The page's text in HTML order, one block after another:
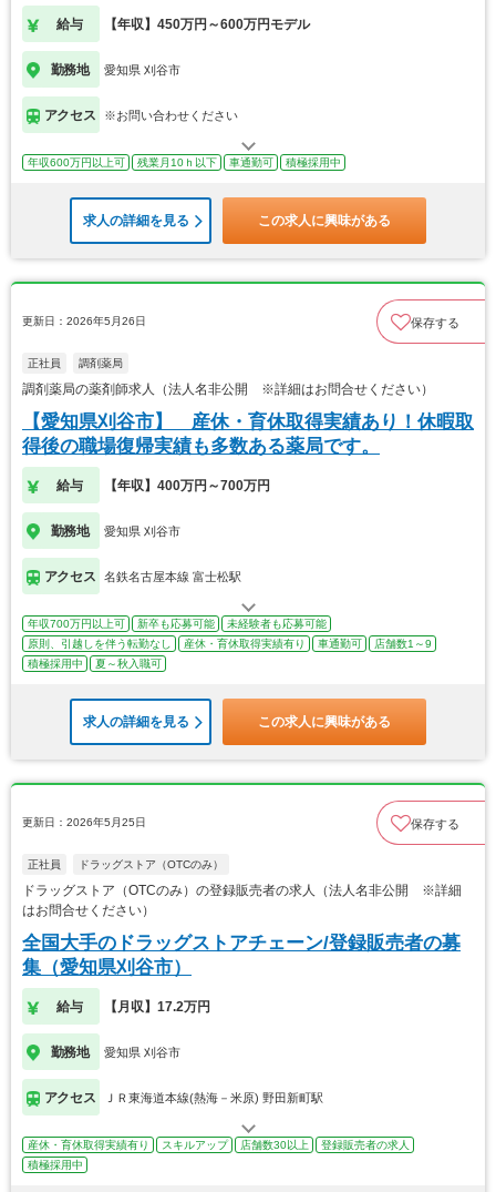
給与 【年収】450万円～600万円モデル
勤務地 愛知県 刈谷市
アクセス ※お問い合わせください
年収600万円以上可 残業月10ｈ以下 車通勤可 積極採用中
求人の詳細を見る この求人に興味がある
更新日：2026年5月26日 保存する
正社員 調剤薬局
調剤薬局の薬剤師求人（法人名非公開 ※詳細はお問合せください）
【愛知県刈谷市】 産休・育休取得実績あり！休暇取
得後の職場復帰実績も多数ある薬局です。
給与 【年収】400万円～700万円
勤務地 愛知県 刈谷市
アクセス 名鉄名古屋本線 富士松駅
年収700万円以上可 新卒も応募可能
未経験者も応募可能
原則、引越しを伴う転勤なし
産休・育休取得実績有り 車通勤可
店舗数1～9
積極採用中
夏～秋入職可
求人の詳細を見る この求人に興味がある
更新日：2026年5月25日 保存する
正社員 ドラッグストア（OTCのみ）
ドラッグストア（OTCのみ）の登録販売者の求人（法人名非公開 ※詳細
はお問合せください）
全国大手のドラッグストアチェーン/登録販売者の募
集（愛知県刈谷市）
給与 【月収】17.2万円
勤務地 愛知県 刈谷市
アクセス ＪＲ東海道本線(熱海－米原) 野田新町駅
産休・育休取得実績有り スキルアップ 店舗数30以上
登録販売者の求人
積極採用中